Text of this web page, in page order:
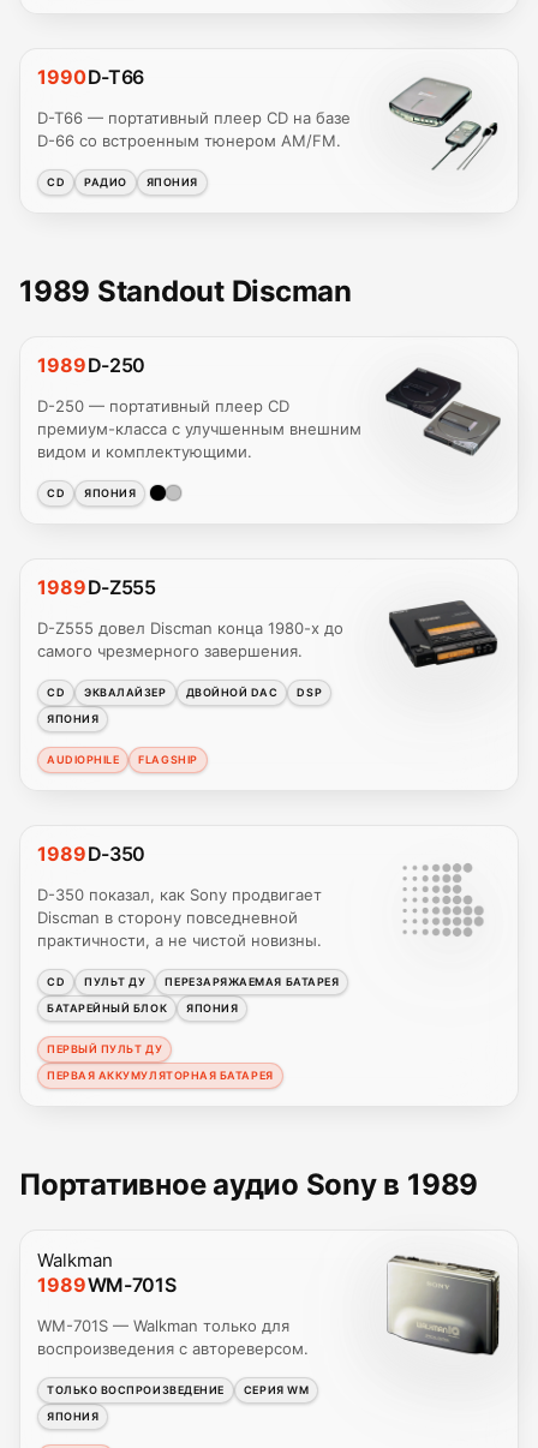
1990D-T66
D-T66 — портативный плеер CD на базе
D-66 со встроенным тюнером AM/FM.
CD РАДИО ЯПОНИЯ
1989 Standout Discman
1989D-250
D-250 — портативный плеер CD
премиум-класса с улучшенным внешним
видом и комплектующими.
CD ЯПОНИЯ
1989D-Z555
D-Z555 довел Discman конца 1980-х до
самого чрезмерного завершения.
CD ЭКВАЛАЙЗЕР ДВОЙНОЙ DAC
DSP
ЯПОНИЯ
AUDIOPHILE FLAGSHIP
1989D-350
D-350 показал, как Sony продвигает
Discman в сторону повседневной
практичности, а не чистой новизны.
CD ПУЛЬТ ДУ
ПЕРЕЗАРЯЖАЕМАЯ БАТАРЕЯ
БАТАРЕЙНЫЙ БЛОК
ЯПОНИЯ
ПЕРВЫЙ ПУЛЬТ ДУ
ПЕРВАЯ АККУМУЛЯТОРНАЯ БАТАРЕЯ
Портативное аудио Sony в 1989
Walkman
1989WM-701S
WM-701S — Walkman только для
воспроизведения с автореверсом.
ТОЛЬКО ВОСПРОИЗВЕДЕНИЕ
СЕРИЯ WM
ЯПОНИЯ